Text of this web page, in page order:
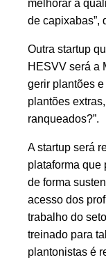
melhorar a
de capixabas”,
Outra startup
HESVV será a
gerir plantões
plantões
ranqueados?”.
A startup será
plataforma que
de forma
acesso dos
trabalho do
treinado para
plantonistas é